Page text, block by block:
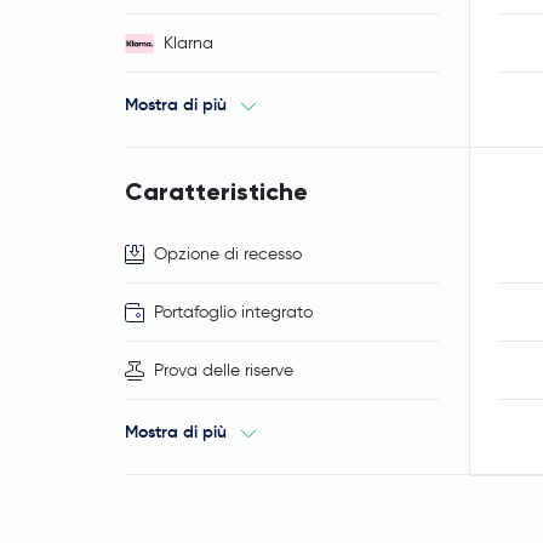
Klarna
Mostra di più
Caratteristiche
Opzione di recesso
Portafoglio integrato
Prova delle riserve
Mostra di più